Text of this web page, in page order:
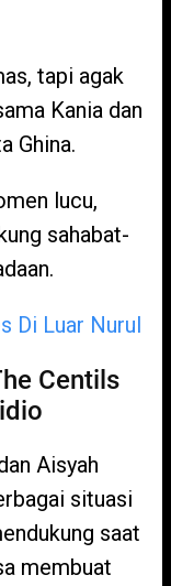
tapi agak
Kania dan
Ghina.
lucu,
sahabat-
Di Luar Nurul
Centils
Aisyah
situasi
saat
membuat